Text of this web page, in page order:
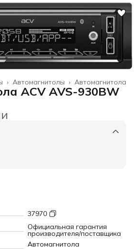
Автомагнитола
Автомагнитолы ›
›
ACV AVS-930BW
37970
Официальная гарантия
производителя/поставщика
Автомагнитола